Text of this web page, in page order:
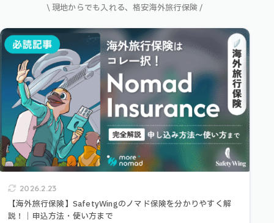
\ 現地からでも入れる、格安海外旅行保険 /
2026.2.23
【海外旅行保険】SafetyWingのノマド保険を分かりやすく解
説！｜申込方法・使い方まで